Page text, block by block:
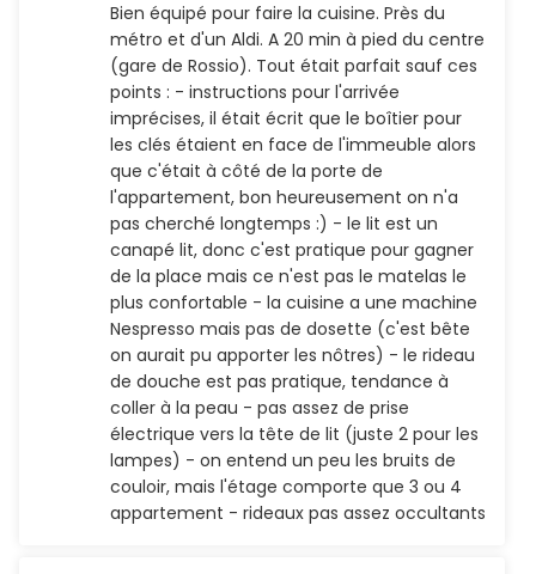
Bien équipé pour faire la cuisine. Près du
métro et d'un Aldi. A 20 min à pied du centre
(gare de Rossio). Tout était parfait sauf ces
points : - instructions pour l'arrivée
imprécises, il était écrit que le boîtier pour
les clés étaient en face de l'immeuble alors
que c'était à côté de la porte de
l'appartement, bon heureusement on n'a
pas cherché longtemps :) - le lit est un
canapé lit, donc c'est pratique pour gagner
de la place mais ce n'est pas le matelas le
plus confortable - la cuisine a une machine
Nespresso mais pas de dosette (c'est bête
on aurait pu apporter les nôtres) - le rideau
de douche est pas pratique, tendance à
coller à la peau - pas assez de prise
électrique vers la tête de lit (juste 2 pour les
lampes) - on entend un peu les bruits de
couloir, mais l'étage comporte que 3 ou 4
appartement - rideaux pas assez occultants